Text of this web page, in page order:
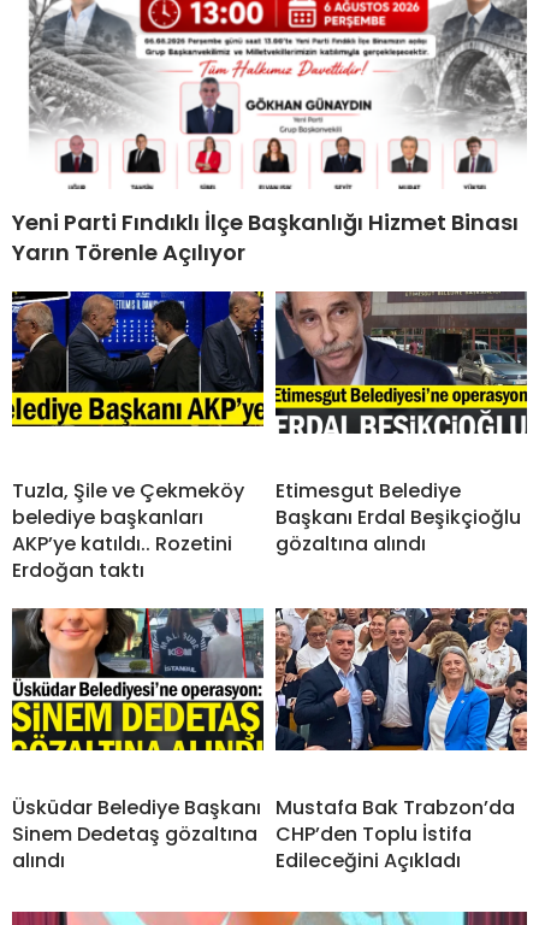
Yeni Parti Fındıklı İlçe Başkanlığı Hizmet Binası
Yarın Törenle Açılıyor
Tuzla, Şile ve Çekmeköy
belediye başkanları
AKP’ye katıldı.. Rozetini
Erdoğan taktı
Etimesgut Belediye
Başkanı Erdal Beşikçioğlu
gözaltına alındı
Üsküdar Belediye Başkanı
Sinem Dedetaş gözaltına
alındı
Mustafa Bak Trabzon’da
CHP’den Toplu İstifa
Edileceğini Açıkladı